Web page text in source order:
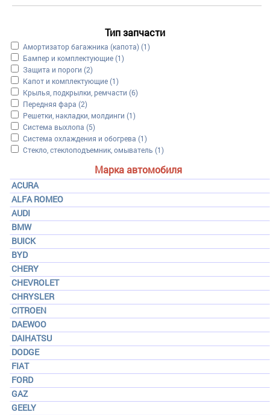
Тип запчасти
Apply Амортизатор багажника (капота) filter
Амортизатор багажника (капота) (1)
Apply Бампер и комплектующие filter
Бампер и комплектующие (1)
Apply Защита и пороги filter
Защита и пороги (2)
Apply Капот и комплектующие filter
Капот и комплектующие (1)
Apply Крылья, подкрылки, ремчасти filter
Крылья, подкрылки, ремчасти (6)
Apply Передняя фара filter
Передняя фара (2)
Apply Решетки, накладки, молдинги filter
Решетки, накладки, молдинги (1)
Apply Система выхлопа filter
Система выхлопа (5)
Apply Система охлаждения и обогрева filter
Система охлаждения и обогрева (1)
Apply Стекло, стеклоподъемник, омыватель filter
Стекло, стеклоподъемник, омыватель (1)
Марка автомобиля
ACURA
ALFA ROMEO
AUDI
BMW
BUICK
BYD
CHERY
CHEVROLET
CHRYSLER
CITROEN
DAEWOO
DAIHATSU
DODGE
FIAT
FORD
GAZ
GEELY